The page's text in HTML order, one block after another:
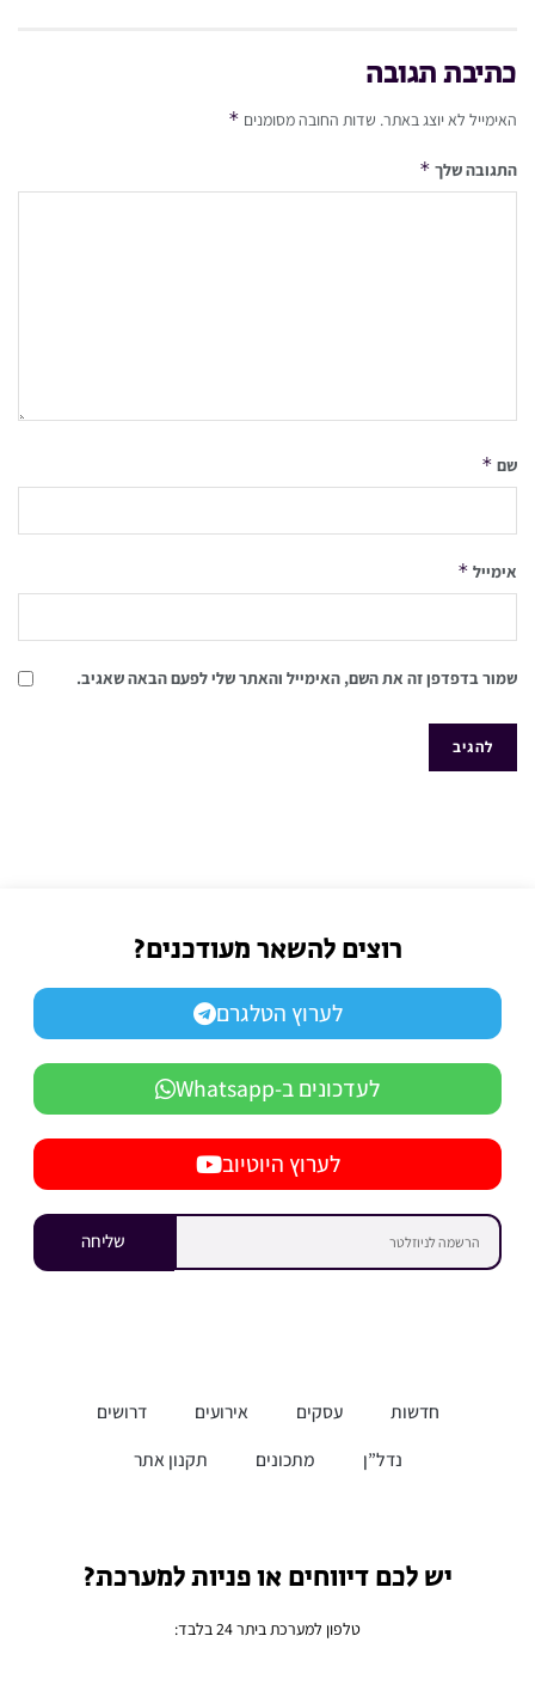
כתיבת תגובה
האימייל לא יוצג באתר. שדות החובה מסומנים *
התגובה שלך *
שם *
אימייל *
שמור בדפדפן זה את השם, האימייל והאתר שלי לפעם הבאה שאגיב.
רוצים להשאר מעודכנים?
לערוץ הטלגרם
לעדכונים ב-Whatsapp
לערוץ היוטיוב
שליחה
חדשות עסקים אירועים
דרושים
נדל”ן
מתכונים תקנון אתר
יש לכם דיווחים או פניות למערכת?
טלפון למערכת ביתר 24 בלבד: